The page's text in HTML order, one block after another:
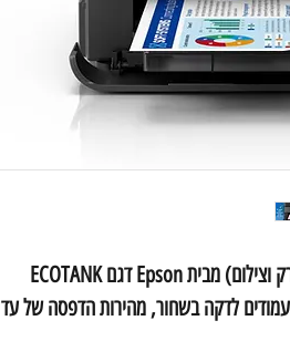
מדפסת הזרקת דיו משולבת (מדפסת, סורק וצילום) מבית Epson דגם ECOTANK
L6390 בעלת מהירות הדפסה של עד 35 עמודים לדקה בשחור, מהירות הדפסה של עד